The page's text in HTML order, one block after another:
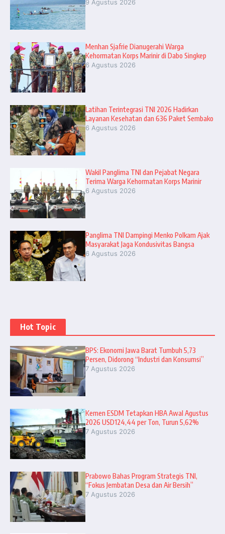
9 Agustus 2026
Menhan Sjafrie Dianugerahi Warga
Kehormatan Korps Marinir di Dabo Singkep
6 Agustus 2026
Latihan Terintegrasi TNI 2026 Hadirkan
Layanan Kesehatan dan 636 Paket Sembako
6 Agustus 2026
Wakil Panglima TNI dan Pejabat Negara
Terima Warga Kehormatan Korps Marinir
6 Agustus 2026
Panglima TNI Dampingi Menko Polkam Ajak
Masyarakat Jaga Kondusivitas Bangsa
6 Agustus 2026
Hot Topic
BPS: Ekonomi Jawa Barat Tumbuh 5,73
Persen, Didorong “Industri dan Konsumsi”
7 Agustus 2026
Kemen ESDM Tetapkan HBA Awal Agustus
2026 USD124,44 per Ton, Turun 5,62%
7 Agustus 2026
Prabowo Bahas Program Strategis TNI,
“Fokus Jembatan Desa dan Air Bersih”
7 Agustus 2026